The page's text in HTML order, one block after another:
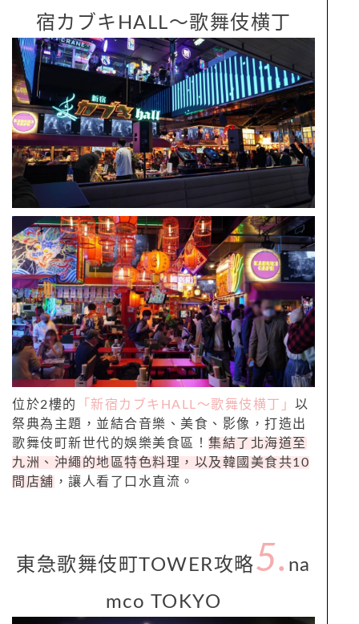
宿カブキHALL～歌舞伎横丁
位於2樓的 「新宿カブキHALL～歌舞伎横丁」 以
祭典為主題，並結合音樂、美食、影像，打造出
歌舞伎町新世代的娛樂美食區！ 集結了北海道至
九洲、沖繩的地區特色料理，以及韓國美食共10
間店舖 ，讓人看了口水直流。
東急歌舞伎町TOWER攻略5. na
mco TOKYO